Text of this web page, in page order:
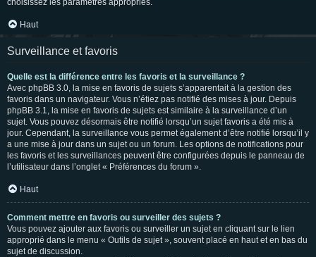
choisissez les paramètres appropriés.
Haut
Surveillance et favoris
Quelle est la différence entre les favoris et la surveillance ?
Avec phpBB 3.0, la mise en favoris de sujets s’apparentait à la gestion des
favoris dans un navigateur. Vous n’étiez pas notifié des mises à jour. Depuis
phpBB 3.1, la mise en favoris de sujets est similaire à la surveillance d’un
sujet. Vous pouvez désormais être notifié lorsqu’un sujet favoris a été mis à
jour. Cependant, la surveillance vous permet également d’être notifié lorsqu’il y
a une mise à jour dans un sujet ou un forum. Les options de notifications pour
les favoris et les surveillances peuvent être configurées depuis le panneau de
l’utilisateur dans l’onglet « Préférences du forum ».
Haut
Comment mettre en favoris ou surveiller des sujets ?
Vous pouvez ajouter aux favoris ou surveiller un sujet en cliquant sur le lien
approprié dans le menu « Outils de sujet », souvent placé en haut et en bas du
sujet de discussion.